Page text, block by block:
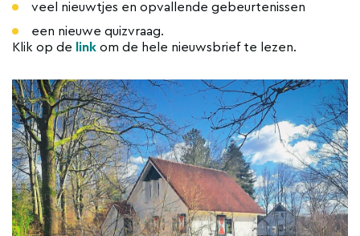
veel nieuwtjes en opvallende gebeurtenissen
een nieuwe quizvraag.
Klik op de
link om de hele nieuwsbrief te lezen.